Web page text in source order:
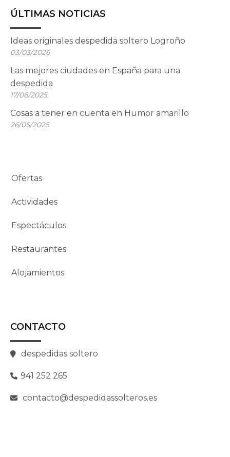
ÚLTIMAS NOTICIAS
Ideas originales despedida soltero Logroño
03/03/2026
Las mejores ciudades en España para una
despedida
17/06/2025
Cosas a tener en cuenta en Humor amarillo
26/05/2025
Ofertas
Actividades
Espectáculos
Restaurantes
Alojamientos
CONTACTO
despedidas soltero
941 252 265
contacto@despedidassolteros.es